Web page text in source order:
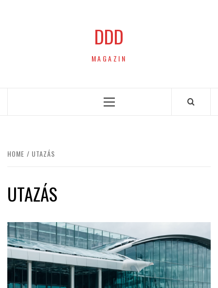
DDD
MAGAZIN
Primary
HOME UTAZÁS
UTAZÁS